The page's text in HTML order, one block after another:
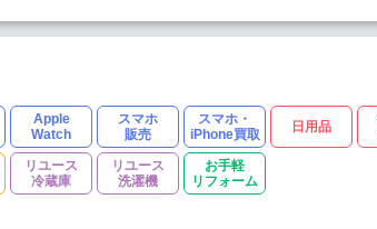
Apple
Watch
スマホ
販売
スマホ・
iPhone買取
日用品
リユース
冷蔵庫
リユース
洗濯機
お手軽
リフォーム